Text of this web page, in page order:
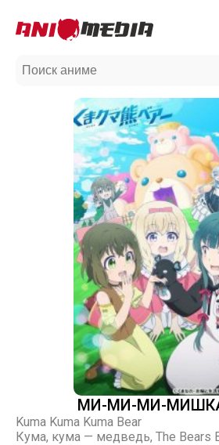
МИ-МИ-МИ-
Kuma Kuma Kuma Bear
Кума, кума — медведь, The Bears